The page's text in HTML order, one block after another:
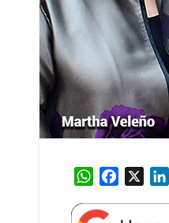
W
a